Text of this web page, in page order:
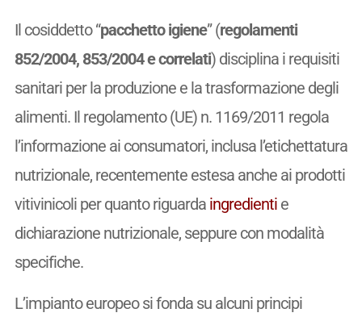
Il cosiddetto “pacchetto igiene” (regolamenti
852/2004, 853/2004 e correlati) disciplina i requisiti
sanitari per la produzione e la trasformazione degli
alimenti. Il regolamento (UE) n. 1169/2011 regola
l’informazione ai consumatori, inclusa l’etichettatura
nutrizionale, recentemente estesa anche ai prodotti
vitivinicoli per quanto riguarda ingredientie
dichiarazione nutrizionale, seppure con modalità
specifiche.
L’impianto europeo si fonda su alcuni principi